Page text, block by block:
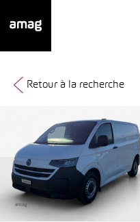
Retour à la recherche